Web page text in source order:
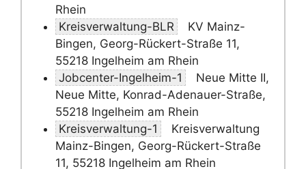
Rhein
Kreisverwaltung-BLR
KV Mainz-
Bingen, Georg-Rückert-Straße 11,
55218 Ingelheim am Rhein
Jobcenter-Ingelheim-1
Neue Mitte II,
Neue Mitte, Konrad-Adenauer-Straße,
55218 Ingelheim am Rhein
Kreisverwaltung-1
Kreisverwaltung
Mainz-Bingen, Georg-Rückert-Straße
11, 55218 Ingelheim am Rhein